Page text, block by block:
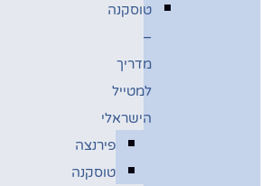
טוסקנה
–
מדריך
למטייל
הישראלי
פירנצה
טוסקנה